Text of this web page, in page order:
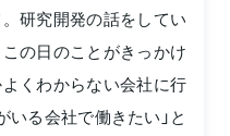
研究開発の話をしてい
の日のことがきっかけ
くわからない会社に行
いる会社で働きたい」と